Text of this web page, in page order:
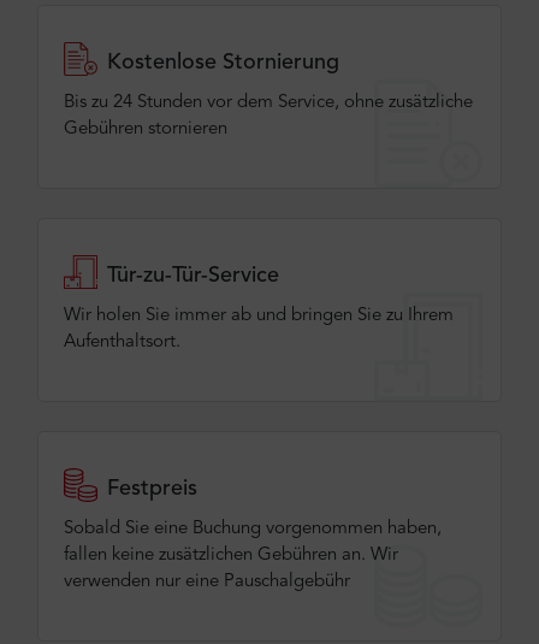
Kostenlose Stornierung
Bis zu 24 Stunden vor dem Service, ohne zusätzliche
Gebühren stornieren
Tür-zu-Tür-Service
Wir holen Sie immer ab und bringen Sie zu Ihrem
Aufenthaltsort.
Festpreis
Sobald Sie eine Buchung vorgenommen haben,
fallen keine zusätzlichen Gebühren an. Wir
verwenden nur eine Pauschalgebühr